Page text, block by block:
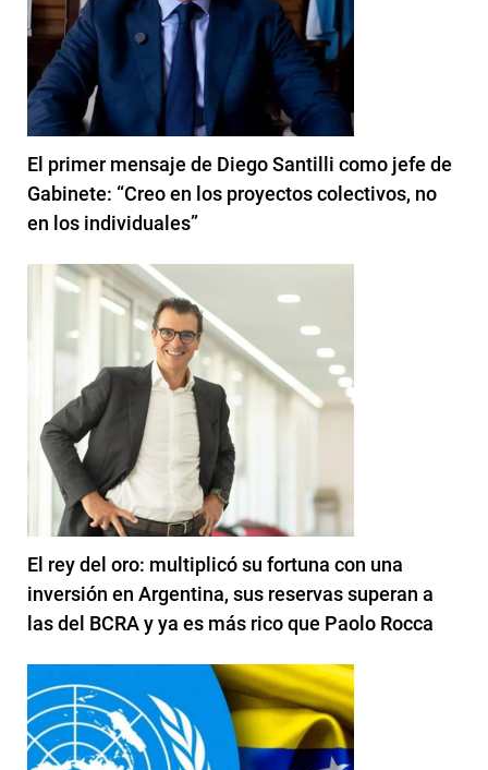
El primer mensaje de Diego Santilli como jefe de
Gabinete: “Creo en los proyectos colectivos, no
en los individuales”
El rey del oro: multiplicó su fortuna con una
inversión en Argentina, sus reservas superan a
las del BCRA y ya es más rico que Paolo Rocca